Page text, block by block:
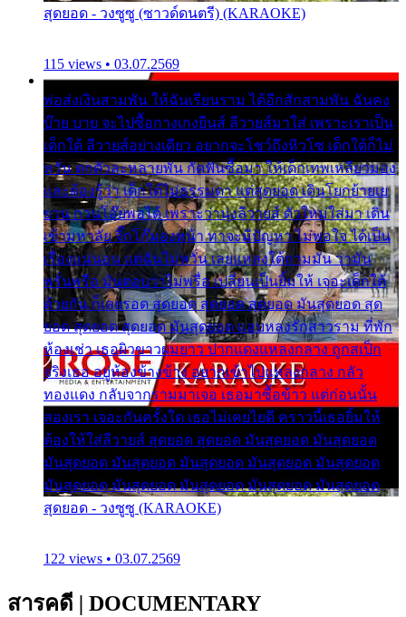
สุดยอด - วงซูซู (ซาวด์ดนตรี) (KARAOKE)
115 views • 03.07.2569
พ่อส่งเงินสามพัน ให้ฉันเรียนราม ได้อีกสักสามพัน ฉันคง
บ๊าย บาย จะไปซื้อกางเกงยีนส์ ลีวายส์มาใส่ เพราะเราเป็น
เด็กใต้ ลีวายส์อย่างเดียว อยากจะโชว์ถึงหิวโซ เด็กใต้ก็ไม่
หวั่น ตกตัวละหลายพัน กัดฟันซื้อมา ให้เด็กเทพเหลียวมอง
และต้องรู้ว่า เด็กใต้ไม่ธรรมดา แต่สุดยอด เดินโยกย้ายเย
ยวน กวนโอ๊ยพอได้ เพราะว่านุ่งลีวายส์ ตัวใหม่ใส่มา เดิน
เข้ามหาลัย จิ๊กโก๊มองหน้า ท่าจะมีปัญหา ไม่พอใจ ได้เป็น
เรื่องแน่นอน แต่ฉันไม่หวั่น เลยแหลงใต้ถามมัน ว่ามัน
พรั่นพรือ มันตอบว่าไม่พรื่อ เปลี่ยนเป็นยิ้มให้ เจอะเด็กใต้
ด้วยกัน ก็เลยรอด สุดยอด สุดยอด สุดยอด มันสุดยอด สุด
ยอด สุดยอด สุดยอด มันสุดยอด แอบหลงรักสาวราม ที่พัก
ห้องเช่า เธอผิวขาวผมยาว ปากแดงแหลงกลาง ถูกสเป็ก
จริงเธอ อยู่ห้องข้างข้าง อยากเข้าไปแหลงกลาง กลัว
ทองแดง กลับจากรามมาเจอ เธอมาซื้อข้าว แต่ก่อนนั้น
สองเรา เจอะกันครั้งใด เธอไม่เคยไยดี คราวนี้เธอยิ้มให้
ต้องให้ใส่ลีวายส์ สุดยอด สุดยอด มันสุดยอด มันสุดยอด
มันสุดยอด มันสุดยอด มันสุดยอด มันสุดยอด มันสุดยอด
มันสุดยอด มันสุดยอด มันสุดยอด มันสุดยอด มันสุดยอด
สุดยอด - วงซูซู (KARAOKE)
122 views • 03.07.2569
สารคดี | DOCUMENTARY